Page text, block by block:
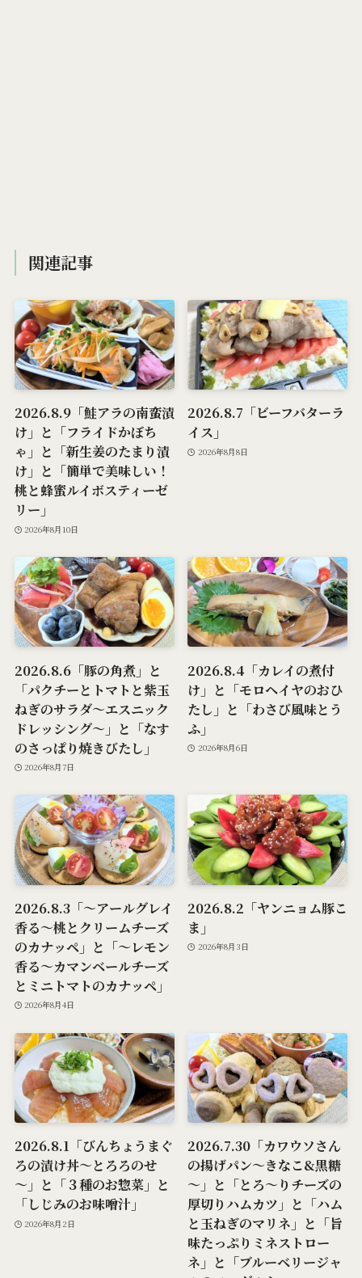
関連記事
2026.8.9「鮭アラの南蛮漬
け」と「フライドかぼち
ゃ」と「新生姜のたまり漬
け」と「簡単で美味しい！
桃と蜂蜜ルイボスティーゼ
リー」
2026年8月10日
2026.8.7「ビーフバターラ
イス」
2026年8月8日
2026.8.6「豚の角煮」と
「パクチーとトマトと紫玉
ねぎのサラダ～エスニック
ドレッシング～」と「なす
のさっぱり焼きびたし」
2026年8月7日
2026.8.4「カレイの煮付
け」と「モロヘイヤのおひ
たし」と「わさび風味とう
ふ」
2026年8月6日
2026.8.3「～アールグレイ
香る～桃とクリームチーズ
のカナッペ」と「～レモン
香る～カマンベールチーズ
とミニトマトのカナッペ」
2026年8月4日
2026.8.2「ヤンニョム豚こ
ま」
2026年8月3日
2026.8.1「びんちょうまぐ
ろの漬け丼～とろろのせ
～」と「３種のお惣菜」と
「しじみのお味噌汁」
2026年8月2日
2026.7.30「カワウソさん
の揚げパン～きなこ&黒糖
～」と「とろ～りチーズの
厚切りハムカツ」と「ハム
と玉ねぎのマリネ」と「旨
味たっぷりミネストロー
ネ」と「ブルーベリージャ